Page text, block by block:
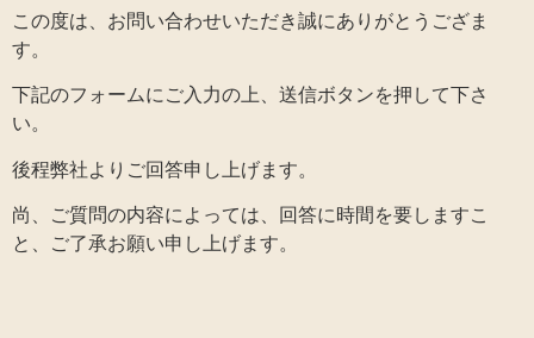
この度は、お問い合わせいただき誠にありがとうござま
す。
下記のフォームにご入力の上、送信ボタンを押して下さ
い。
後程弊社よりご回答申し上げます。
尚、ご質問の内容によっては、回答に時間を要しますこ
と、ご了承お願い申し上げます。